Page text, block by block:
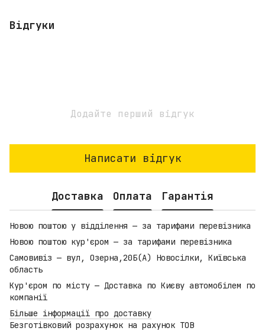
Відгуки
Додайте перший відгук
Написати відгук
Доставка Оплата Гарантія
Новою поштою у відділення — за тарифами перевізника
Новою поштою кур'єром — за тарифами перевізника
Самовивіз — вул, Озерна,20Б(А) Новосілки, Київська
область
Кур'єром по місту — Доставка по Києву автомобілем по
компанії
Більше інформації про доставку
Безготівковий розрахунок на рахунок ТОВ